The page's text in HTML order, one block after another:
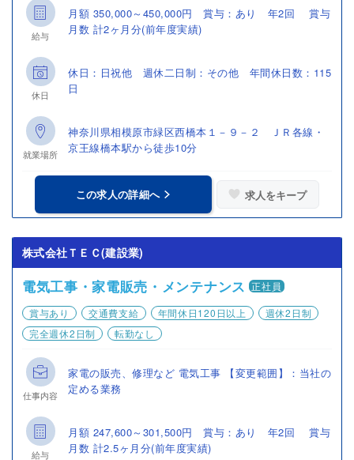
給与
月額 350,000～450,000円 賞与：あり 年2回 賞与
月数 計2ヶ月分(前年度実績)
休日
休日：日祝他 週休二日制：その他 年間休日数：115
日
就業場所
神奈川県相模原市緑区西橋本１－９－２ ＪＲ各線・
京王線橋本駅から徒歩10分
この求人の詳細へ 求人をキープ
株式会社ＴＥＣ(建設業)
電気工事・家電販売・メンテナンス 正社員
賞与あり
交通費支給 年間休日120日以上
週休2日制
完全週休2日制
転勤なし
仕事内容
家電の販売、修理など 電気工事 【変更範囲】：当社の
定める業務
給与
月額 247,600～301,500円 賞与：あり 年2回 賞与
月数 計2.5ヶ月分(前年度実績)